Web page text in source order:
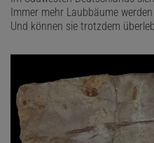
Immer mehr Laubbäume
Und können sie trotzdem